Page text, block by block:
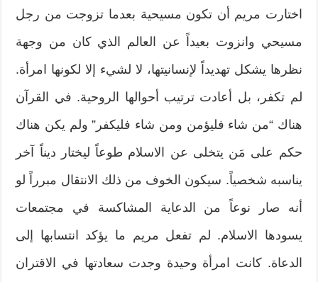
اختارت مريم أن تكون مسيحية بعدما تزوجت من رجل
مسيحي وانزوت بعيداً عن العالم الذي كان من وجهة
نظرها يشكل تهديداً لإنسانيتها، لا لشيء إلا لكونها امرأة.
لم تكفر، بل أعادت ترتيب أحوالها الروحية. في القرآن
هناك “من شاء فليؤمن ومن شاء فليكفر” ولم يكن هناك
حكم على مَن يتخلى عن الاسلام طوعاً ليختار ديناً آخر
يناسبه شخصياً. سيكون الخوف من ذلك الانتقال مبرراً لو
أنه صار نوعاً من الدعاية المشاكسة في مجتمعات
يسودها الاسلام. لم تفعل مريم ما يؤكد انتسابها إلى
الدعاة. كانت امرأة وحيدة وجدت سعادتها في الاقتران